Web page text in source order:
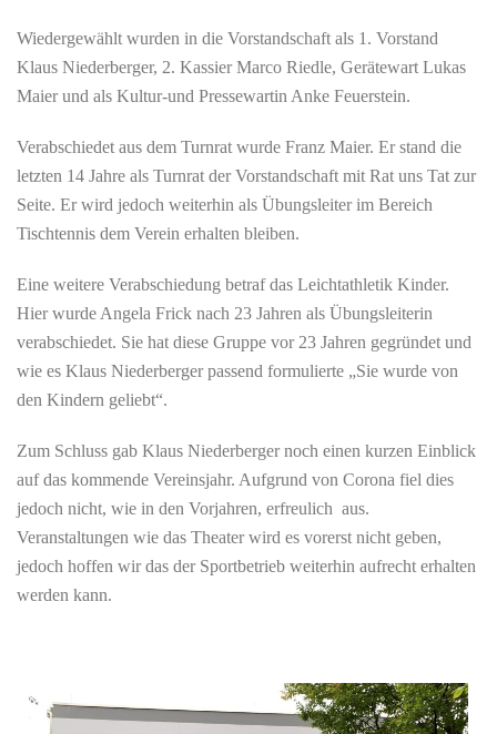
Wiedergewählt wurden in die Vorstandschaft als 1. Vorstand
Klaus Niederberger, 2. Kassier Marco Riedle, Gerätewart Lukas
Maier und als Kultur-und Pressewartin Anke Feuerstein.
Verabschiedet aus dem Turnrat wurde Franz Maier. Er stand die
letzten 14 Jahre als Turnrat der Vorstandschaft mit Rat uns Tat zur
Seite. Er wird jedoch weiterhin als Übungsleiter im Bereich
Tischtennis dem Verein erhalten bleiben.
Eine weitere Verabschiedung betraf das Leichtathletik Kinder.
Hier wurde Angela Frick nach 23 Jahren als Übungsleiterin
verabschiedet. Sie hat diese Gruppe vor 23 Jahren gegründet und
wie es Klaus Niederberger passend formulierte „Sie wurde von
den Kindern geliebt“.
Zum Schluss gab Klaus Niederberger noch einen kurzen Einblick
auf das kommende Vereinsjahr. Aufgrund von Corona fiel dies
jedoch nicht, wie in den Vorjahren, erfreulich aus.
Veranstaltungen wie das Theater wird es vorerst nicht geben,
jedoch hoffen wir das der Sportbetrieb weiterhin aufrecht erhalten
werden kann.